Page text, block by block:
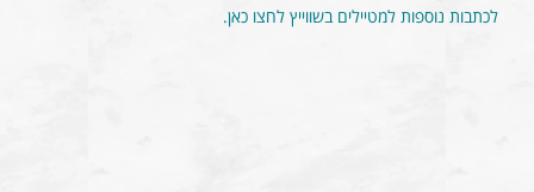
לכתבות נוספות למטיילים בשווייץ לחצו כאן.